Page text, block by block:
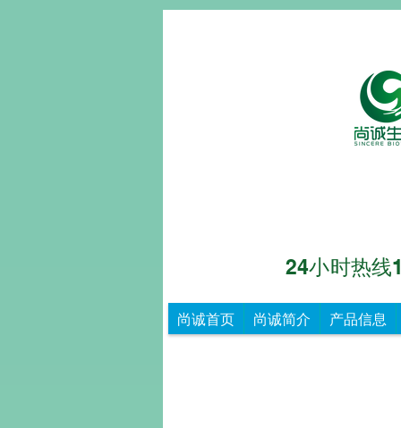
24小时热线
尚诚首页 尚诚简介 产品信息
重
德